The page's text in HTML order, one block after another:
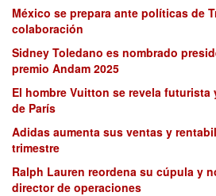
México se prepara ante políticas de
colaboración
Sidney Toledano es nombrado
premio Andam 2025
El hombre Vuitton se revela futurista
de París
Adidas aumenta sus ventas y
trimestre
Ralph Lauren reordena su cúpula y
director de operaciones